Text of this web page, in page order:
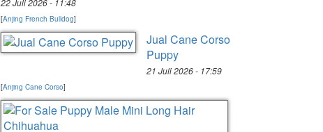
22 Juli 2026 - 11:48
[Anjing French Bulldog]
Jual Cane Corso
Puppy
21 Juli 2026 - 17:59
[Anjing Cane Corso]